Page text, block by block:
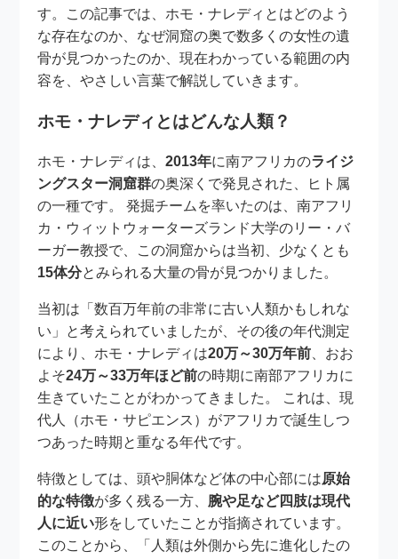
す。この記事では、ホモ・ナレディとはどのよう
な存在なのか、なぜ洞窟の奥で数多くの女性の遺
骨が見つかったのか、現在わかっている範囲の内
容を、やさしい言葉で解説していきます。
ホモ・ナレディとはどんな人類？
ホモ・ナレディは、2013年に南アフリカのライジ
ングスター洞窟群の奥深くで発見された、ヒト属
の一種です。 発掘チームを率いたのは、南アフリ
カ・ウィットウォーターズランド大学のリー・バ
ーガー教授で、この洞窟からは当初、少なくとも
15体分とみられる大量の骨が見つかりました。
当初は「数百万年前の非常に古い人類かもしれな
い」と考えられていましたが、その後の年代測定
により、ホモ・ナレディは20万～30万年前、おお
よそ24万～33万年ほど前の時期に南部アフリカに
生きていたことがわかってきました。 これは、現
代人（ホモ・サピエンス）がアフリカで誕生しつ
つあった時期と重なる年代です。
特徴としては、頭や胴体など体の中心部には原始
的な特徴が多く残る一方、 腕や足など四肢は現代
人に近い形をしていたことが指摘されています。
このことから、「人類は外側から先に進化したの